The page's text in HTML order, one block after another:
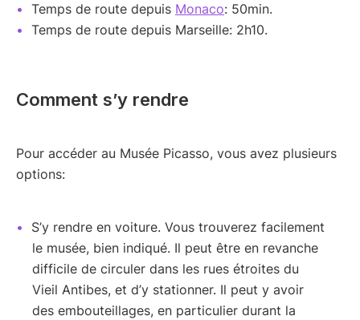
Temps de route depuis Monaco: 50min.
Temps de route depuis Marseille: 2h10.
Comment s’y rendre
Pour accéder au Musée Picasso, vous avez plusieurs
options:
S’y rendre en voiture. Vous trouverez facilement
le musée, bien indiqué. Il peut être en revanche
difficile de circuler dans les rues étroites du
Vieil Antibes, et d’y stationner. Il peut y avoir
des embouteillages, en particulier durant la